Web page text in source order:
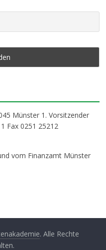
Münster 1. Vorsitzender
Fax 0251 25212
vom Finanzamt Münster
. Alle Rechte